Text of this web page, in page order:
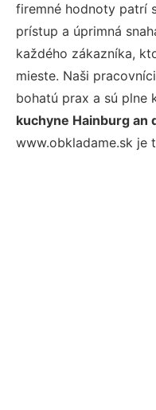
firemné hodnoty patrí
prístup a úprimná
každého zákazníka,
mieste. Naši
bohatú prax a sú plne
kuchyne Hainburg an
www.obkladame.sk je